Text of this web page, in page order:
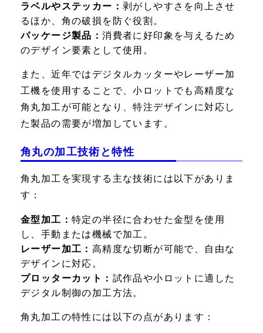
ラベルやステッカー： 剥がしやすさを向上させ
るほか、角の破損を防ぐ役割。
パッケージ製品：消費者に好印象を与えるため
のデザイン要素として使用。
また、近年ではデジタルカッターやレーザー加
工機を使用することで、小ロットでも高精度な
角丸加工が可能となり、特注デザインに対応し
た製品の需要が増加しています。
角丸の加工技術と特性
角丸加工を実現する主な技術には以下がありま
す：
金型加工： 特定の半径に合わせた金型を使用
し、手動または機械で加工。
レーザー加工： 高精度な切断が可能で、自由な
デザインに対応。
プロッターカット： 試作品や小ロットに適した
デジタル制御の加工方法。
角丸加工の特性には以下の点があります：